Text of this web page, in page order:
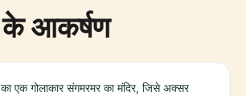
आकर्षण
एक गोलाकार संगमरमर का मंदिर, जिसे अक्सर